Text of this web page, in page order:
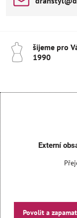
šijeme pro
1990
Externí
Povolit a